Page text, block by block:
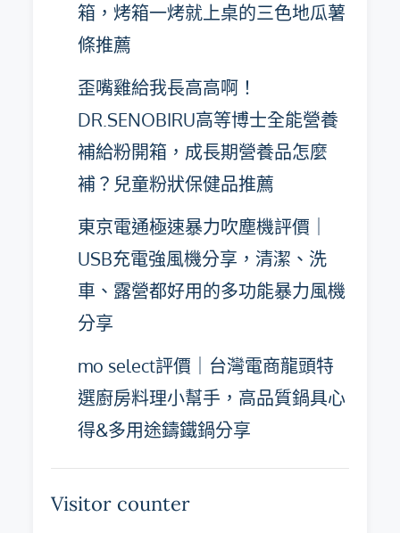
箱，烤箱一烤就上桌的三色地瓜薯
條推薦
歪嘴雞給我長高高啊！
DR.SENOBIRU高等博士全能營養
補給粉開箱，成長期營養品怎麼
補？兒童粉狀保健品推薦
東京電通極速暴力吹塵機評價｜
USB充電強風機分享，清潔、洗
車、露營都好用的多功能暴力風機
分享
mo select評價｜台灣電商龍頭特
選廚房料理小幫手，高品質鍋具心
得&多用途鑄鐵鍋分享
Visitor counter